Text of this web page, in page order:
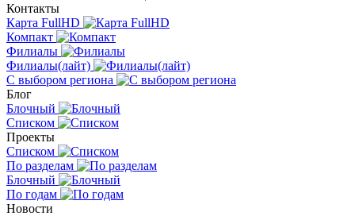
Контакты
Карта FullHD
Компакт
Филиалы
Филиалы(лайт)
С выбором региона
Блог
Блочный
Списком
Проекты
Списком
По разделам
Блочный
По годам
Новости